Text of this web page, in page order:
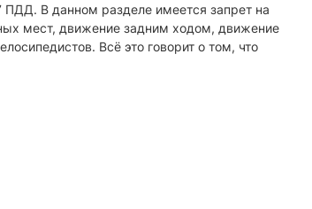
ПДД. В данном разделе имеется запрет на
мест, движение задним ходом, движение
Всё это говорит о том, что